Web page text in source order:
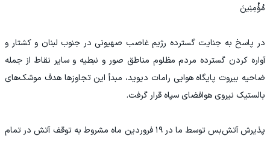
مُؤْمِنِینَ
در پاسخ به جنایت گسترده رژیم غاصب صهیونی در جنوب لبنان و کشتار و
آواره کردن گسترده مردم مظلوم مناطق صور و نبطیه و سایر نقاط از جمله
ضاحیه بیروت پایگاه هوایی رامات دیوید، مبدأ این تجاوزها هدف موشک‌های
بالستیک نیروی هوافضای سپاه قرار گرفت.
پذیرش آتش‌بس توسط ما در ۱۹ فروردین ماه مشروط به توقف آتش در تمام